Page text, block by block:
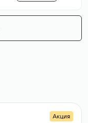
Акция